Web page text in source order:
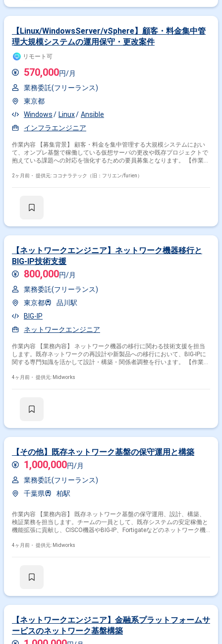
【Linux/WindowsServer/vSphere】顧客・料金集中管
理大規模システムの運用保守・更改案件
リモート可
570,000円/月
業務委託(フリーランス)
東京都
Windows
Linux
Ansible
インフラエンジニア
作業内容 【募集背景】 顧客・料金を集中管理する大規模システムにおい
て、オンプレ基盤で稼働している仮想サーバの更改や既存プロジェクトで
抱えている課題への対応を強化するための要員募集となります。 【作業内
システム変更に伴うAP開発支援を行っていただきます。 EOLを迎えたOS
きます。 vSphereを用いた仮想基盤の設計・構築・運用・保守を行い、
す。 チームリーダーとしてメンバーを取りまとめ、報告・連絡・相談を適
切に行いながら業務を推進できる方を歓迎いたします。 複数のミドルウェ
アやインフラ技術に対して学習意欲が高く、新しい技術や仕組みの導入に
前向きに取り組んでいただける方が望ましいです。 【ポジションの魅力】
大規模な顧客・料金管理システムのインフラ全体に関わることができ、仮
想基盤からOS、ミドルウェア、運用改善まで幅広い経験を積むことができ
ます。 リーダーポジションとして、設計・構築だけでなく改善推進やメン
バーの牽引など上流から関与できるため、キャリアアップにつながる環境
ンプレ基盤領域での専門性を高めていただけます。 【開発環境】
Linux(RHEL8)およびWindowsServer(Ver2016)のオンプレ環境上で
vSphere6.5を利用した仮想基盤を運用しております。 Web系ミドルウェア
としてApache、Tomcat、Weblogic ver14、IIS、SVF、Tableauなどを利用
しております。 監視にはHinemosやJP1を使用し、TrendMicro関連製品に
よるセキュリティ対策を行っております。 データベースはExadata上の
Oracle Rac 19cを利用しており、構成管理や自動化の一部でAnsibleを活用
しております。
2ヶ月前・ 提供元: ココナラテック（旧：フリエン/furien）
【ネットワークエンジニア】ネットワーク機器移行と
BIG-IP技術支援
800,000円/月
業務委託(フリーランス)
東京都
品川駅
BIG-IP
ネットワークエンジニア
作業内容 【業務内容】 ネットワーク機器の移行に関わる技術支援を担当
します。既存ネットワークの再設計や新製品への移行において、BIG-IPに
関する専門知識を活かして設計・構築・関係者調整を行います。 【作業内
援 ・BIG-IPを用いた移行作業の技術アドバイス ・関係者との調整・連携
4ヶ月前・ 提供元: Midworks
【その他】既存ネットワーク基盤の保守運用と構築
1,000,000円/月
業務委託(フリーランス)
千葉県
柏駅
作業内容 【業務内容】 既存ネットワーク基盤の保守運用、設計、構築、
検証業務を担当します。チームの一員として、既存システムの安定稼働と
機能拡張に貢献し、CISCO機器やBIG-IP、Fortigateなどのネットワーク機
基盤の保守運用 ・ネットワーク機器（CISCO、BIG-IP、Fortigateなど）の
4ヶ月前・ 提供元: Midworks
【ネットワークエンジニア】金融系プラットフォームサ
ービスのネットワーク基盤構築
BIG-IP × 在宅・リモート
その他の条件で検索する